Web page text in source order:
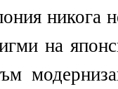
никога
на